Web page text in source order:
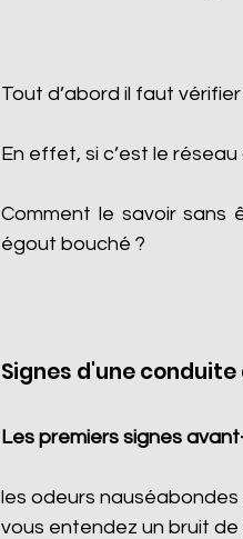
Tout d’abord il faut
En effet, si c’est le
Comment le savoir sans
égout bouché ?
Signes d'une
Les premiers signes
les odeurs
vous entendez un bruit